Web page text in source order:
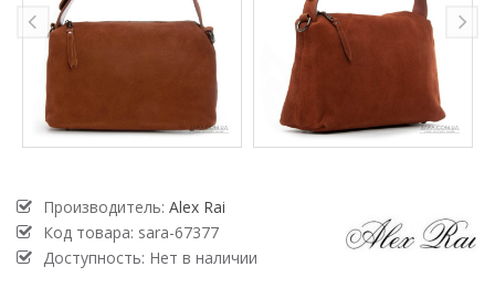
Производитель: Alex Rai
Код товара: sara-67377
Доступность: Нет в наличии